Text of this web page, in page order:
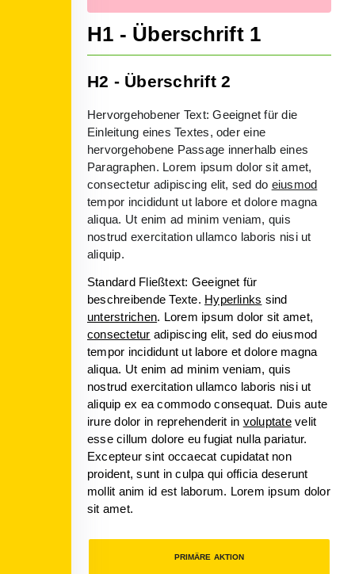
H1 - Überschrift 1
H2 - Überschrift 2
Hervorgehobener Text: Geeignet für die
Einleitung eines Textes, oder eine
hervorgehobene Passage innerhalb eines
Paragraphen. Lorem ipsum dolor sit amet,
consectetur adipiscing elit, sed do eiusmod
tempor incididunt ut labore et dolore magna
aliqua. Ut enim ad minim veniam, quis
nostrud exercitation ullamco laboris nisi ut
aliquip.
Standard Fließtext: Geeignet für
beschreibende Texte. Hyperlinks sind
unterstrichen. Lorem ipsum dolor sit amet,
consectetur adipiscing elit, sed do eiusmod
tempor incididunt ut labore et dolore magna
aliqua. Ut enim ad minim veniam, quis
nostrud exercitation ullamco laboris nisi ut
aliquip ex ea commodo consequat. Duis aute
irure dolor in reprehenderit in voluptatevelit
esse cillum dolore eu fugiat nulla pariatur.
Excepteur sint occaecat cupidatat non
proident, sunt in culpa qui officia deserunt
mollit anim id est laborum. Lorem ipsum dolor
sit amet.
PRIMÄRE AKTION